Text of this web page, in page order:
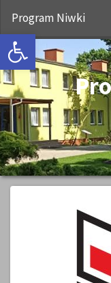
Open
Program Niwki